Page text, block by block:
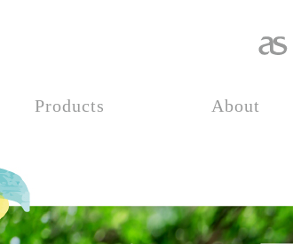
Products About